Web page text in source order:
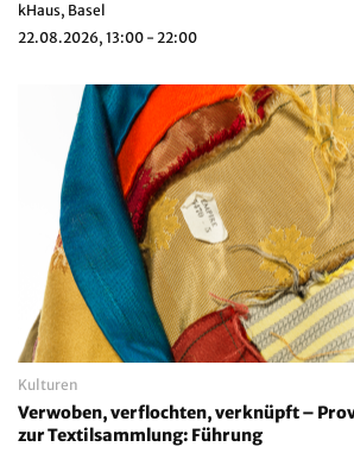
kHaus, Basel
22.08.2026, 13:00 - 22:00
Kulturen
Verwoben, verflochten, verknüpft –
zur Textilsammlung: Führung